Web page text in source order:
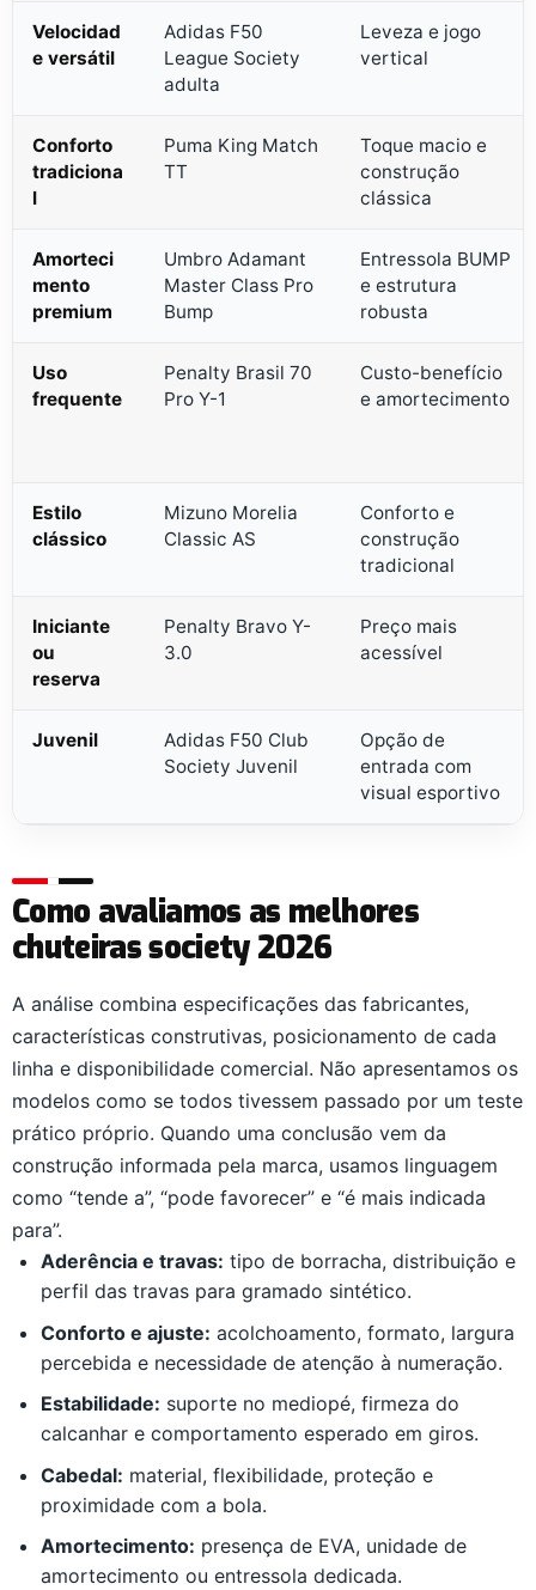
Velocidad
e versátil
Adidas F50
League Society
adulta
Leveza e jogo
vertical
Conforto
tradiciona
l
Puma King Match
TT
Toque macio e
construção
clássica
Amorteci
mento
premium
Umbro Adamant
Master Class Pro
Bump
Entressola BUMP
e estrutura
robusta
Uso
frequente
Penalty Brasil 70
Pro Y-1
Custo-benefício
e amortecimento
Estilo
clássico
Mizuno Morelia
Classic AS
Conforto e
construção
tradicional
Iniciante
ou
reserva
Penalty Bravo Y-
3.0
Preço mais
acessível
Juvenil
Adidas F50 Club
Society Juvenil
Opção de
entrada com
visual esportivo
Como avaliamos as melhores
chuteiras society 2026
A análise combina especificações das fabricantes,
características construtivas, posicionamento de cada
linha e disponibilidade comercial. Não apresentamos os
modelos como se todos tivessem passado por um teste
prático próprio. Quando uma conclusão vem da
construção informada pela marca, usamos linguagem
como “tende a”, “pode favorecer” e “é mais indicada
para”.
Aderência e travas: tipo de borracha, distribuição e
perfil das travas para gramado sintético.
Conforto e ajuste: acolchoamento, formato, largura
percebida e necessidade de atenção à numeração.
Estabilidade: suporte no mediopé, firmeza do
calcanhar e comportamento esperado em giros.
Cabedal: material, flexibilidade, proteção e
proximidade com a bola.
Amortecimento: presença de EVA, unidade de
amortecimento ou entressola dedicada.